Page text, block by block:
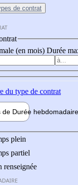
de contrat
(en mois) Durée
du type de contrat
de Durée hebdomadaire
plein
partiel
renseignée